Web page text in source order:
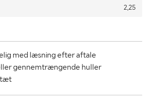
2,25
med læsning efter aftale
gennemtrængende huller
tæt